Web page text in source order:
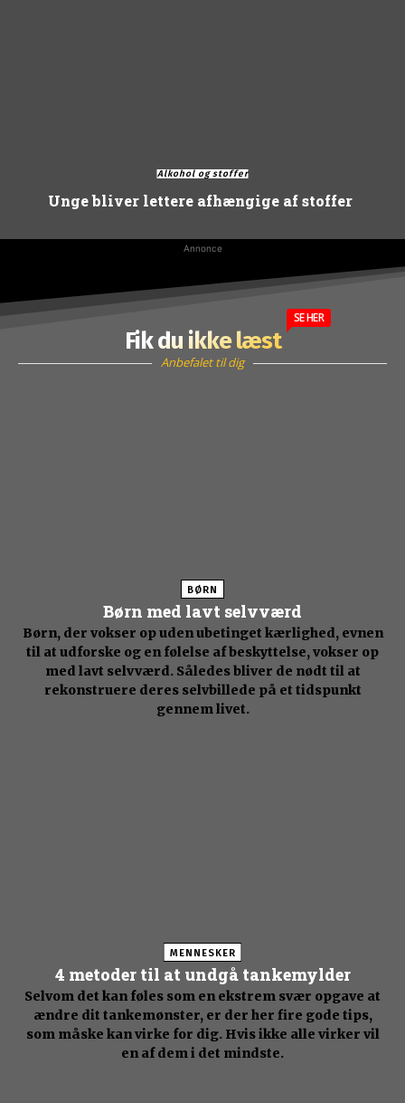
Alkohol og stoffer
Unge bliver lettere afhængige af stoffer
Annonce
Fik du ikke læst
SE HER
Anbefalet til dig
BØRN
Børn med lavt selvværd
Børn, der vokser op uden ubetinget kærlighed, evnen
til at udforske og en følelse af beskyttelse, vokser op
med lavt selvværd. Således bliver de nødt til at
rekonstruere deres selvbillede på et tidspunkt
gennem livet.
MENNESKER
4 metoder til at undgå tankemylder
Selvom det kan føles som en ekstrem svær opgave at
ændre dit tankemønster, er der her fire gode tips,
som måske kan virke for dig. Hvis ikke alle virker vil
en af dem i det mindste.